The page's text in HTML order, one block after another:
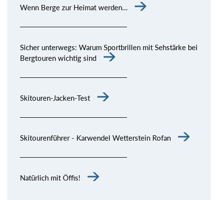
Wenn Berge zur Heimat werden…
Sicher unterwegs: Warum Sportbrillen mit Sehstärke bei
Bergtouren wichtig sind
Skitouren-Jacken-Test
Skitourenführer - Karwendel Wetterstein Rofan
Natürlich mit Öffis!